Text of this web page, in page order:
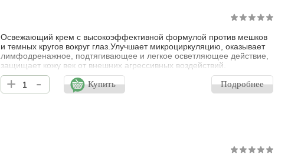
Освежающий крем с высокоэффективной формулой против мешков
и темных кругов вокруг глаз.Улучшает микроциркуляцию, оказывает
лимфодренажное, подтягивающее и легкое осветляющее действие,
защищает кожу век от внешних агрессивных воздействий.
+ - Купить Подробнее